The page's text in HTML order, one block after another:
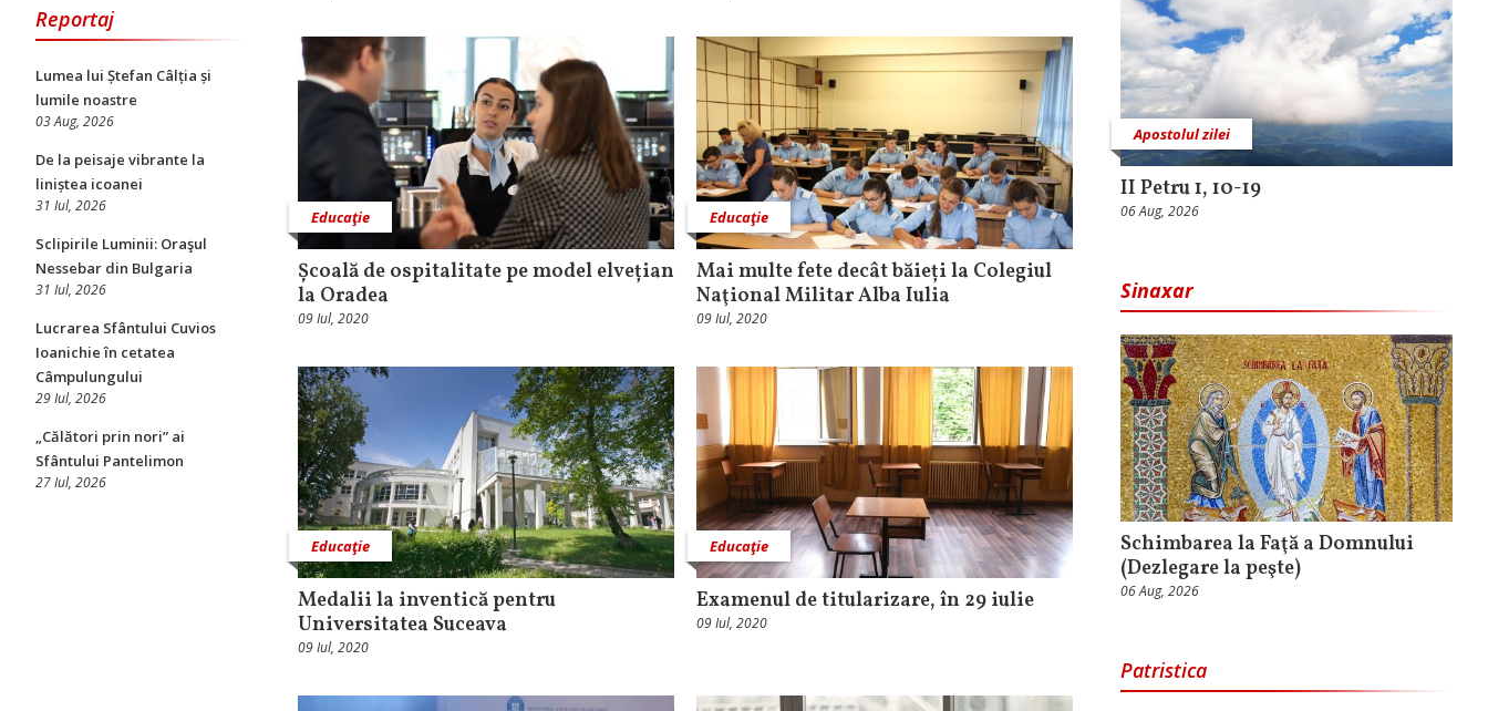
Reportaj
Lumea lui Ștefan Câlția și
lumile noastre
03 Aug, 2026
De la peisaje vibrante la
liniștea icoanei
31 Iul, 2026
Sclipirile Luminii: Oraşul
Nessebar din Bulgaria
31 Iul, 2026
Lucrarea Sfântului Cuvios
Ioanichie în cetatea
Câmpulungului
29 Iul, 2026
„Călători prin nori” ai
Sfântului Pantelimon
27 Iul, 2026
Educaţie
Școală de ospitalitate pe model elvețian
la Oradea
09 Iul, 2020
Educaţie
Mai multe fete decât băieți la Colegiul
Naţional Militar Alba Iulia
09 Iul, 2020
Educaţie
Medalii la inventică pentru
Universitatea Suceava
09 Iul, 2020
Educaţie
Examenul de titularizare, în 29 iulie
09 Iul, 2020
Apostolul zilei
II Petru 1, 10-19
06 Aug, 2026
Sinaxar
Schimbarea la Faţă a Domnului
(Dezlegare la peşte)
06 Aug, 2026
Patristica